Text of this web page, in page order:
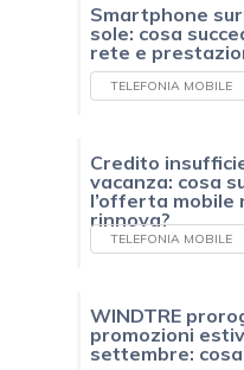
Smartphone
sole: cosa
rete e
TELEFONIA MOBILE
Credito
vacanza: cosa
l’offerta mobile
rinnova?
TELEFONIA MOBILE
WINDTRE
promozioni
settembre: